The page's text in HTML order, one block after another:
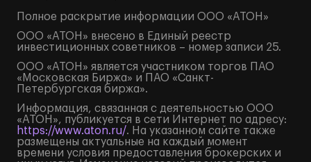
Полное раскрытие информации ООО «АТОН»
ООО «АТОН» внесено в Единый реестр
инвестиционных советников – номер записи 25.
ООО «АТОН» является участником торгов ПАО
«Московская Биржа» и ПАО «Санкт-
Петербургская биржа».
Информация, связанная с деятельностью ООО
«АТОН», публикуется в сети Интернет по адресу:
https://www.aton.ru/. На указанном сайте также
размещены актуальные на каждый момент
времени условия предоставления брокерских и